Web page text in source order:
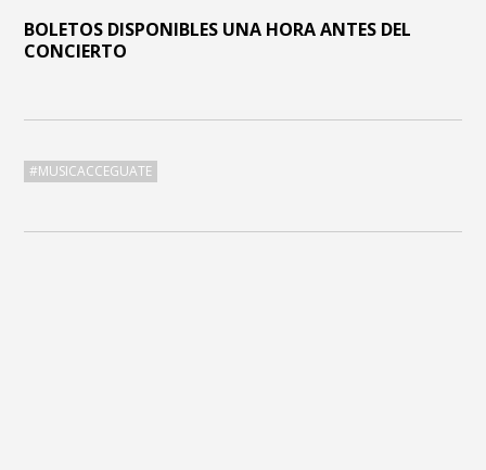
BOLETOS DISPONIBLES UNA HORA ANTES DEL
CONCIERTO
#MUSICACCEGUATE